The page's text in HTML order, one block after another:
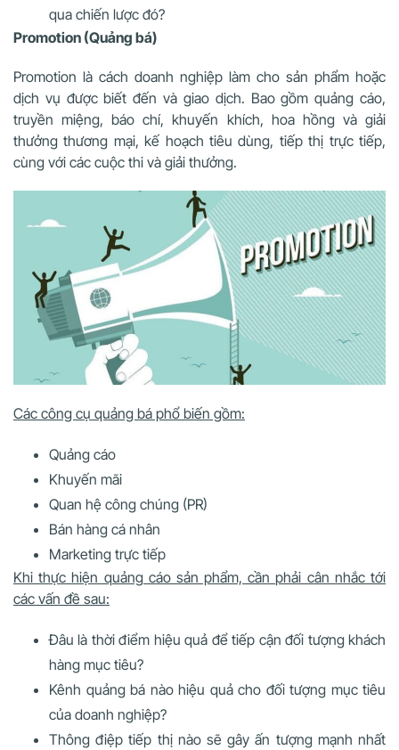
qua chiến lược đó?
Promotion (Quảng bá)
Promotion là cách doanh nghiệp làm cho sản phẩm hoặc
dịch vụ được biết đến và giao dịch. Bao gồm quảng cáo,
truyền miệng, báo chí, khuyến khích, hoa hồng và giải
thưởng thương mại, kế hoạch tiêu dùng, tiếp thị trực tiếp,
cùng với các cuộc thi và giải thưởng.
Các công cụ quảng bá phổ biến gồm:
Quảng cáo
Khuyến mãi
Quan hệ công chúng (PR)
Bán hàng cá nhân
Marketing trực tiếp
Khi thực hiện quảng cáo sản phẩm, cần phải cân nhắc tới
các vấn đề sau:
Đâu là thời điểm hiệu quả để tiếp cận đối tượng khách
hàng mục tiêu?
Kênh quảng bá nào hiệu quả cho đối tượng mục tiêu
của doanh nghiệp?
Thông điệp tiếp thị nào sẽ gây ấn tượng mạnh nhất